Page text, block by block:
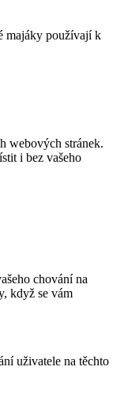
majáky používají k
webových stránek.
i bez vašeho
chování na
když se vám
uživatele na těchto